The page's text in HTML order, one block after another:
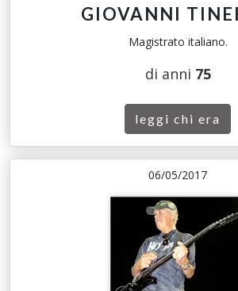
GIOVANNI
Magistrato italiano.
di anni 75
leggi chi era
06/05/2017